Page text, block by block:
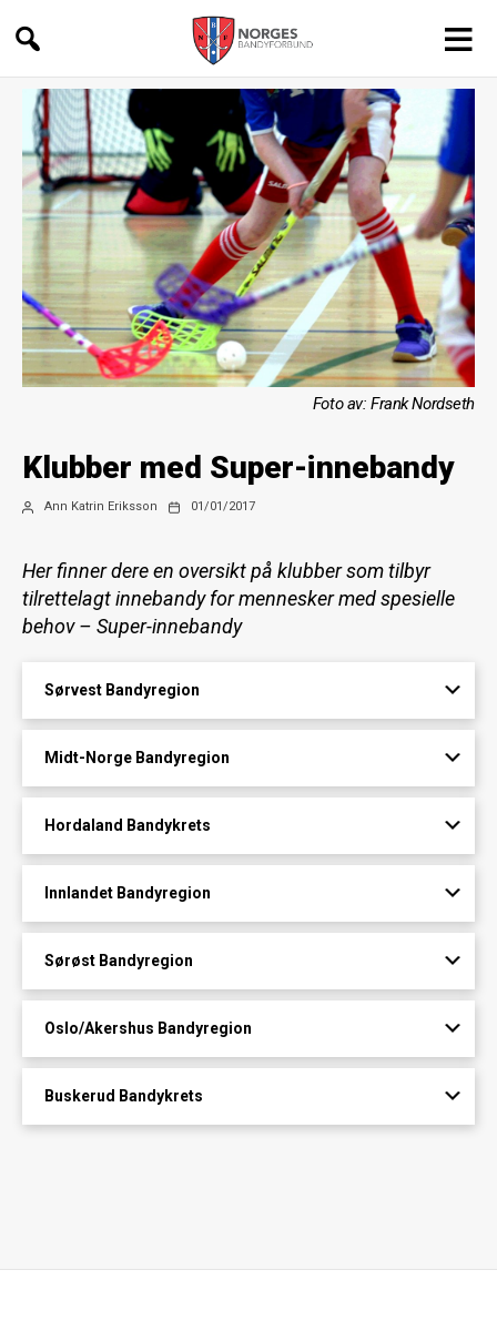
Idrett
alle
Foto av: Frank Nordseth
Klubber med Super-innebandy
Innleggsforfatter
Ann Katrin Eriksson Publiseringsdato
01/01/2017
Her finner dere en oversikt på klubber som tilbyr
tilrettelagt innebandy for mennesker med spesielle
behov – Super-innebandy
Sørvest Bandyregion
Midt-Norge Bandyregion
Hordaland Bandykrets
Innlandet Bandyregion
Sørøst Bandyregion
Oslo/Akershus Bandyregion
Buskerud Bandykrets